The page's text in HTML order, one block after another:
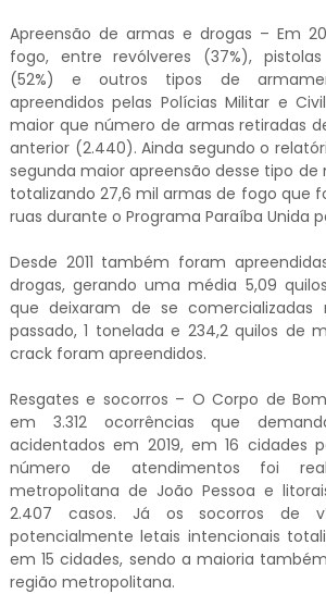
Apreensão de armas e drogas – Em
fogo, entre revólveres (37%),
(52%) e outros tipos de
apreendidos pelas Polícias Militar e
maior que número de armas retiradas
anterior (2.440). Ainda segundo o
segunda maior apreensão desse tipo
totalizando 27,6 mil armas de fogo que
ruas durante o Programa Paraíba Unida
Desde 2011 também foram
drogas, gerando uma média 5,09
que deixaram de se comercializadas
passado, 1 tonelada e 234,2 quilos de
crack foram apreendidos.
Resgates e socorros – O Corpo de
em 3.312 ocorrências que
acidentados em 2019, em 16 cidades
número de atendimentos foi
metropolitana de João Pessoa e
2.407 casos. Já os socorros de
potencialmente letais intencionais
em 15 cidades, sendo a maioria
região metropolitana.